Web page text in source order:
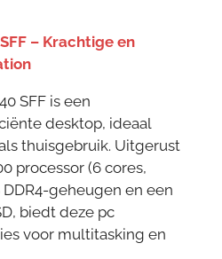
– Krachtige en
SFF is een
desktop, ideaal
thuisgebruik. Uitgerust
processor (6 cores,
DDR4-geheugen en een
biedt deze pc
voor multitasking en